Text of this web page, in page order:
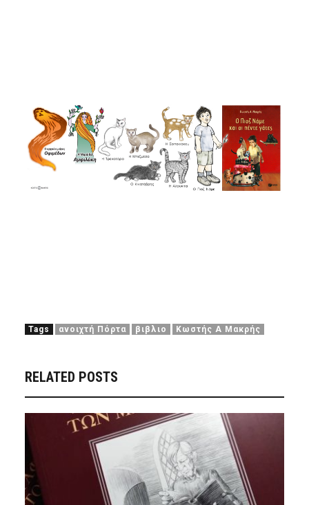
Tags ανοιχτή Πόρτα βιβλιο Κωστής Α Μακρής
RELATED POSTS